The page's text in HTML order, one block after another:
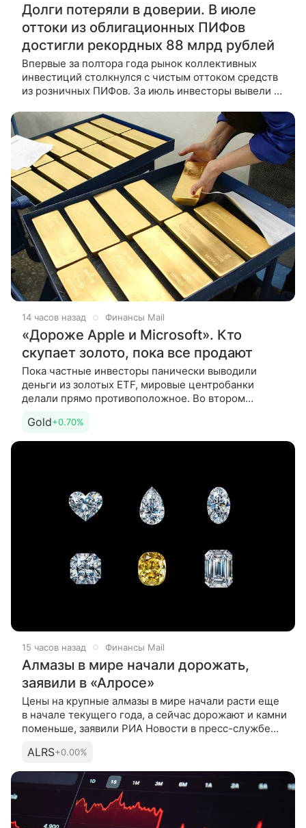
Долги потеряли в доверии. В июле
оттоки из облигационных ПИФов
достигли рекордных 88 млрд рублей
Впервые за полтора года рынок коллективных
инвестиций столкнулся с чистым оттоком средств
из розничных ПИФов. За июль инвесторы вывели из
снижении ключевой
14 часов назад Финансы Mail
«Дороже Apple и Microsoft». Кто
скупает золото, пока все продают
Пока частные инвесторы панически выводили
деньги из золотых ETF, мировые центробанки
делали прямо противоположное. Во втором
тонн золота — на 62% больше,
Gold+0.70%
15 часов назад Финансы Mail
Алмазы в мире начали дорожать,
заявили в «Алросе»
Цены на крупные алмазы в мире начали расти еще
в начале текущего года, а сейчас дорожают и камни
поменьше, заявили РИА Новости в пресс-службе
рост цен начался
ALRS+0.00%